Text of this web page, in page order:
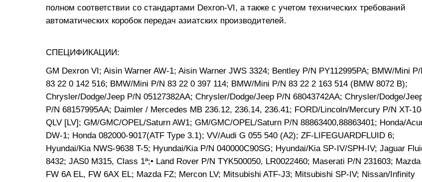
полном соответствии со стандартами Dexron-VI, а также с учетом технических требований
автоматических коробок передач азиатских производителей.
GM Dexron VI; Aisin Warner AW-1; Aisin Warner JWS 3324; Bentley P/N PY112995PA; BMW/Mini P/
83 22 0 142 516; BMW/Mini P/N 83 22 0 397 114; BMW/Mini P/N 83 22 2 163 514 (BMW 8072 B);
Chrysler/Dodge/Jeep P/N 05127382AA; Chrysler/Dodge/Jeep P/N 68043742AA; Chrysler/Dodge/
P/N 68157995AA; Daimler / Mercedes MB 236.12, 236.14, 236.41; FORD/Lincoln/Mercury P/N XT-
QLV [LV]; GM/GMC/OPEL/Saturn AW1; GM/GMC/OPEL/Saturn P/N 88863400,88863401; Honda/
DW-1; Honda 082000-9017(ATF Type 3.1); VV/Audi G 055 540 (A2); ZF-LIFEGUARDFLUID 6;
Hyundai/Kia NWS-9638 T-5; Hyundai/Kia P/N 040000C90SG; Hyundai/Kia SP-IV/SPH-IV; Jaguar
8432; JAS0 M315, Class 1ª;• Land Rover P/N TYK500050, LR0022460; Maserati P/N 231603; Mazda
FW 6A EL, FW 6AX EL; Mazda FZ; Mercon LV; Mitsubishi ATF-J3; Mitsubishi SP-IV; Nissan/Infinity
СПЕЦИФИКАЦИИ: